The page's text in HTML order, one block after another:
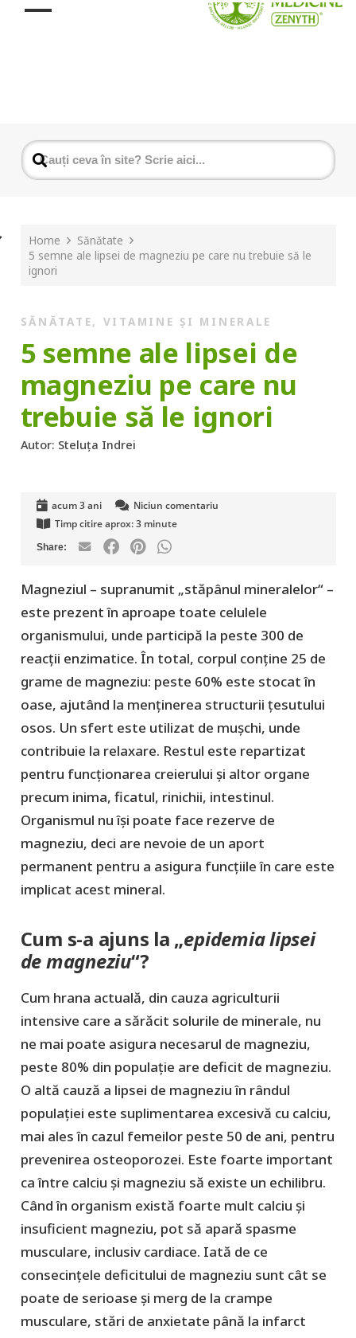
Home
Sănătate
5 semne ale lipsei de magneziu pe care nu trebuie să le
ignori
SĂNĂTATE, VITAMINE ȘI MINERALE
5 semne ale lipsei de
magneziu pe care nu
trebuie să le ignori
Autor: Steluța Indrei
acum 3 ani
Niciun comentariu
Timp citire aprox: 3 minute
Magneziul – supranumit „stăpânul mineralelor“ –
este prezent în aproape toate celulele
organismului, unde participă la peste 300 de
reacții enzimatice. În total, corpul conține 25 de
grame de magneziu: peste 60% este stocat în
oase, ajutând la menținerea structurii țesutului
osos. Un sfert este utilizat de mușchi, unde
contribuie la relaxare. Restul este repartizat
pentru funcționarea creierului și altor organe
precum inima, ficatul, rinichii, intestinul.
Organismul nu își poate face rezerve de
magneziu, deci are nevoie de un aport
permanent pentru a asigura funcțiile în care este
implicat acest mineral.
Cum s-a ajuns la „epidemia lipsei
de magneziu“?
Cum hrana actuală, din cauza agriculturii
intensive care a sărăcit solurile de minerale, nu
ne mai poate asigura necesarul de magneziu,
peste 80% din populație are deficit de magneziu.
O altă cauză a lipsei de magneziu în rândul
populației este suplimentarea excesivă cu calciu,
mai ales în cazul femeilor peste 50 de ani, pentru
prevenirea osteoporozei. Este foarte important
ca între calciu și magneziu să existe un echilibru.
Când în organism există foarte mult calciu și
insuficient magneziu, pot să apară spasme
musculare, inclusiv cardiace. Iată de ce
consecințele deficitului de magneziu sunt cât se
poate de serioase și merg de la crampe
musculare, stări de anxietate până la infarct